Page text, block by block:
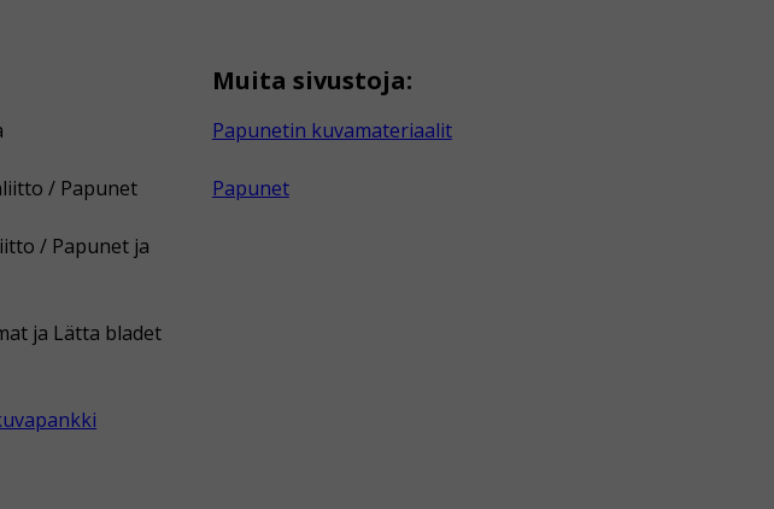
/ Papunet
/ Papunet ja
ja Lätta bladet
Muita sivustoja:
Papunetin kuvamateriaalit
Papunet